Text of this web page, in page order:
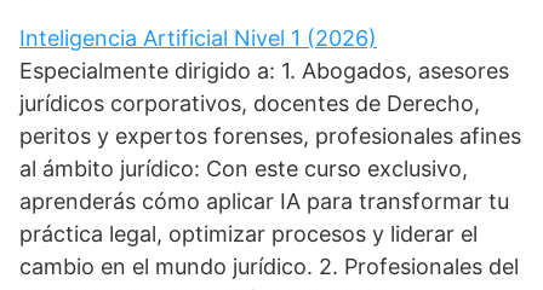
Inteligencia Artificial Nivel 1 (2026)
Especialmente dirigido a: 1. Abogados, asesores
jurídicos corporativos, docentes de Derecho,
peritos y expertos forenses, profesionales afines
al ámbito jurídico: Con este curso exclusivo,
aprenderás cómo aplicar IA para transformar tu
práctica legal, optimizar procesos y liderar el
cambio en el mundo jurídico. 2. Profesionales del